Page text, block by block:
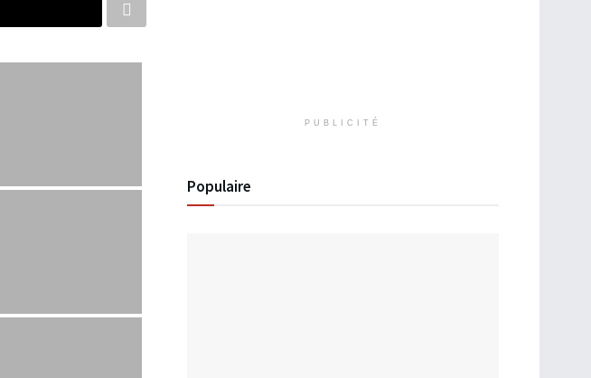
PUBLICITÉ
Populaire